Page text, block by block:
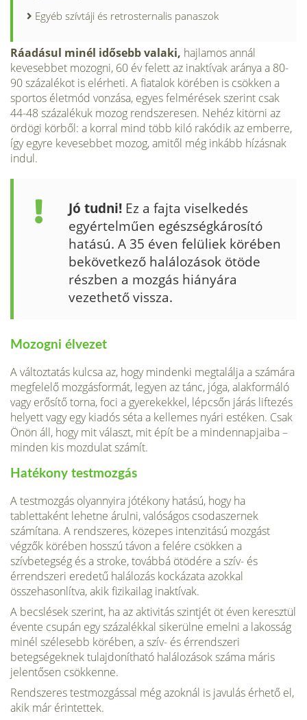
Egyéb szívtáji és retrosternalis panaszok
Ráadásul minél idősebb valaki, hajlamos annál
kevesebbet mozogni, 60 év felett az inaktívak aránya a 80-
90 százalékot is elérheti. A fiatalok körében is csökken a
sportos életmód vonzása, egyes felmérések szerint csak
44-48 százalékuk mozog rendszeresen. Nehéz kitörni az
ördögi körből: a korral mind több kiló rakódik az emberre,
így egyre kevesebbet mozog, amitől még inkább hízásnak
indul.
Jó tudni! Ez a fajta viselkedés
egyértelműen egészségkárosító
hatású. A 35 éven felüliek körében
bekövetkező halálozások ötöde
részben a mozgás hiányára
vezethető vissza.
Mozogni élvezet
A változtatás kulcsa az, hogy mindenki megtalálja a számára
megfelelő mozgásformát, legyen az tánc, jóga, alakformáló
vagy erősítő torna, foci a gyerekekkel, lépcsőn járás liftezés
helyett vagy egy kiadós séta a kellemes nyári estéken. Csak
Önön áll, hogy mit választ, mit épít be a mindennapjaiba –
minden kis mozdulat számít.
Hatékony testmozgás
A testmozgás olyannyira jótékony hatású, hogy ha
tablettaként lehetne árulni, valóságos csodaszernek
számítana. A rendszeres, közepes intenzitású mozgást
végzők körében hosszú távon a felére csökken a
szívbetegség és a stroke, továbbá ötödére a szív- és
érrendszeri eredetű halálozás kockázata azokkal
összehasonlítva, akik fizikailag inaktívak.
A becslések szerint, ha az aktivitás szintjét öt éven keresztül
évente csupán egy százalékkal sikerülne emelni a lakosság
minél szélesebb körében, a szív- és érrendszeri
betegségeknek tulajdonítható halálozások száma máris
jelentősen csökkenne.
Rendszeres testmozgással még azoknál is javulás érhető el,
akik már érintettek.